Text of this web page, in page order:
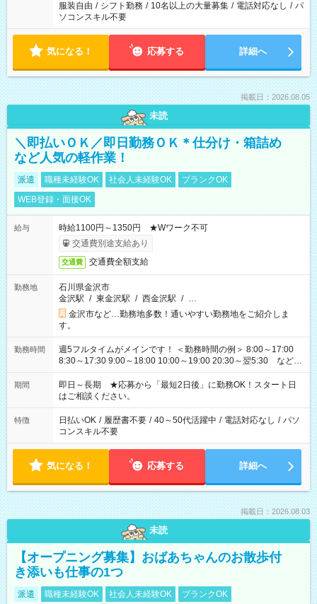
服装自由 / シフト勤務 / 10名以上の大量募集 / 電話対応なし / パ
ソコンスキル不要
気になる！ 応募する 詳細へ
掲載日：2026.08.05
未読
＼即払いＯＫ／即日勤務ＯＫ＊仕分け・箱詰め
など人気の軽作業！
派遣 職種未経験OK 社会人未経験OK
ブランクOK
WEB登録・面接OK
給与
時給1100円～1350円 ★Wワーク不可
交通費別途支給あり
交通費 交通費全額支給
勤務地
石川県金沢市
金沢駅 / 東金沢駅 / 西金沢駅 / …
金沢市など…勤務地多数！通いやすい勤務地をご紹介しま
す。
勤務時間
週5フルタイムがメインです！ ＜勤務時間の例＞ 8:00～17:00
8:30～17:30 9:00～18:00 10:00～19:00 20:30～翌5:30 など ★
その他にも勤務時間多数！ 日勤のみ、残業なし、交替制など
ご希望を教えてください！
期間
即日～長期 ★応募から「最短2日後」に勤務OK！スタート日
はご相談ください。
特徴 日払いOK / 履歴書不要 / 40～50代活躍中 / 電話対応なし / パソ
コンスキル不要
気になる！ 応募する 詳細へ
掲載日：2026.08.03
未読
【オープニング募集】おばあちゃんのお散歩付
き添いも仕事の1つ
派遣 職種未経験OK 社会人未経験OK
ブランクOK